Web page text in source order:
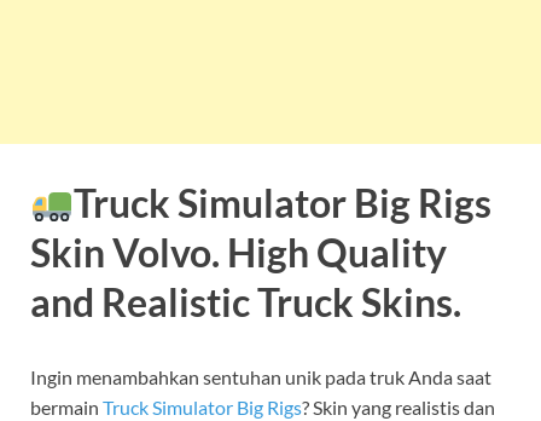
Truck Simulator Big Rigs
Skin Volvo. High Quality
and Realistic Truck Skins.
Ingin menambahkan sentuhan unik pada truk Anda saat
bermain Truck Simulator Big Rigs? Skin yang realistis dan